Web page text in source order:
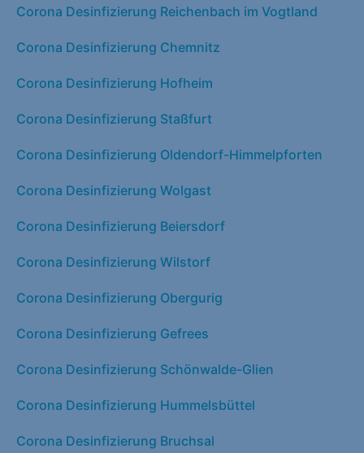
Corona Desinfizierung Reichenbach im Vogtland
Corona Desinfizierung Chemnitz
Corona Desinfizierung Hofheim
Corona Desinfizierung Staßfurt
Corona Desinfizierung Oldendorf-Himmelpforten
Corona Desinfizierung Wolgast
Corona Desinfizierung Beiersdorf
Corona Desinfizierung Wilstorf
Corona Desinfizierung Obergurig
Corona Desinfizierung Gefrees
Corona Desinfizierung Schönwalde-Glien
Corona Desinfizierung Hummelsbüttel
Corona Desinfizierung Bruchsal